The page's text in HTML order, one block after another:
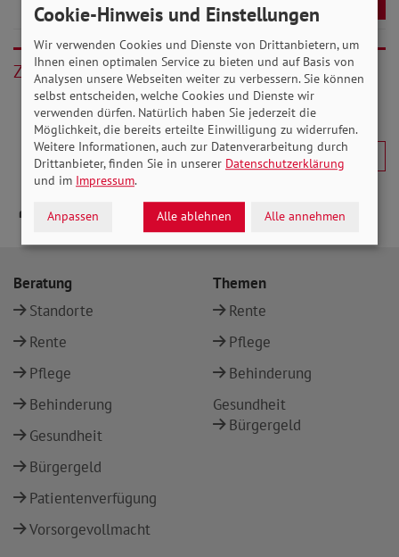
Zurück
Beratung
Standorte
Rente
Pflege
Behinderung
Gesundheit
Bürgergeld
Patientenverfügung
Vorsorgevollmacht
Themen
Rente
Pflege
Behinderung
Gesundheit
Bürgergeld
Cookie-Hinweis und Einstellungen
Wir verwenden Cookies und Dienste von Drittanbietern, um
Ihnen einen optimalen Service zu bieten und auf Basis von
Analysen unsere Webseiten weiter zu verbessern. Sie können
selbst entscheiden, welche Cookies und Dienste wir
verwenden dürfen. Natürlich haben Sie jederzeit die
Möglichkeit, die bereits erteilte Einwilligung zu widerrufen.
Weitere Informationen, auch zur Datenverarbeitung durch
Drittanbieter, finden Sie in unserer Datenschutzerklärung
und im Impressum.
Anpassen Alle ablehnen Alle annehmen